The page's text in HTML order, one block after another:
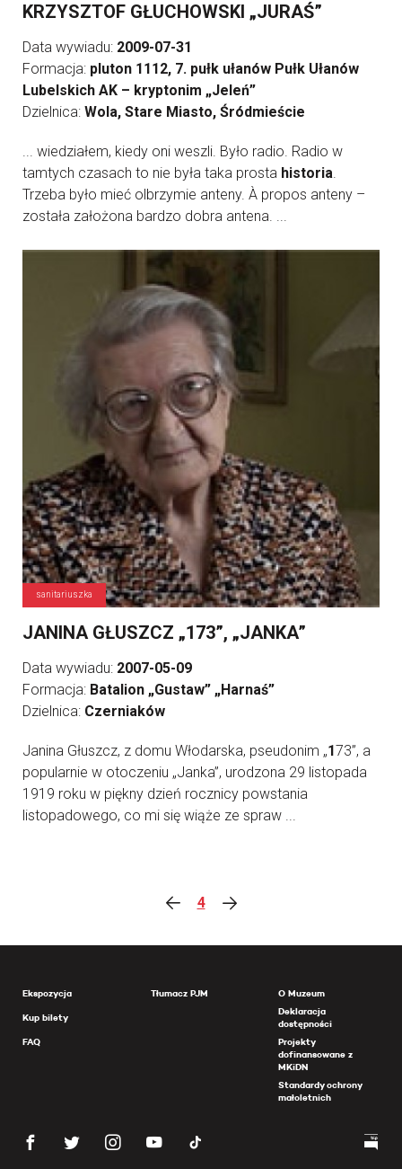
KRZYSZTOF GŁUCHOWSKI „JURAŚ”
Data wywiadu: 2009-07-31
Formacja: pluton 1112, 7. pułk ułanów Pułk Ułanów
Lubelskich AK – kryptonim „Jeleń”
Dzielnica: Wola, Stare Miasto, Śródmieście
... wiedziałem, kiedy oni weszli. Było radio. Radio w
tamtych czasach to nie była taka prosta historia.
Trzeba było mieć olbrzymie anteny. À propos anteny –
została założona bardzo dobra antena. ...
sanitariuszka
JANINA GŁUSZCZ „173”, „JANKA”
Data wywiadu: 2007-05-09
Formacja: Batalion „Gustaw” „Harnaś”
Dzielnica: Czerniaków
Janina Głuszcz, z domu Włodarska, pseudonim „173”, a
popularnie w otoczeniu „Janka”, urodzona 29 listopada
1919 roku w piękny dzień rocznicy powstania
listopadowego, co mi się wiąże ze spraw ...
4
Ekspozycja
Kup bilety
FAQ
Tłumacz PJM
O Muzeum
Deklaracja
dostępności
Projekty
dofinansowane z
MKiDN
Standardy ochrony
małoletnich